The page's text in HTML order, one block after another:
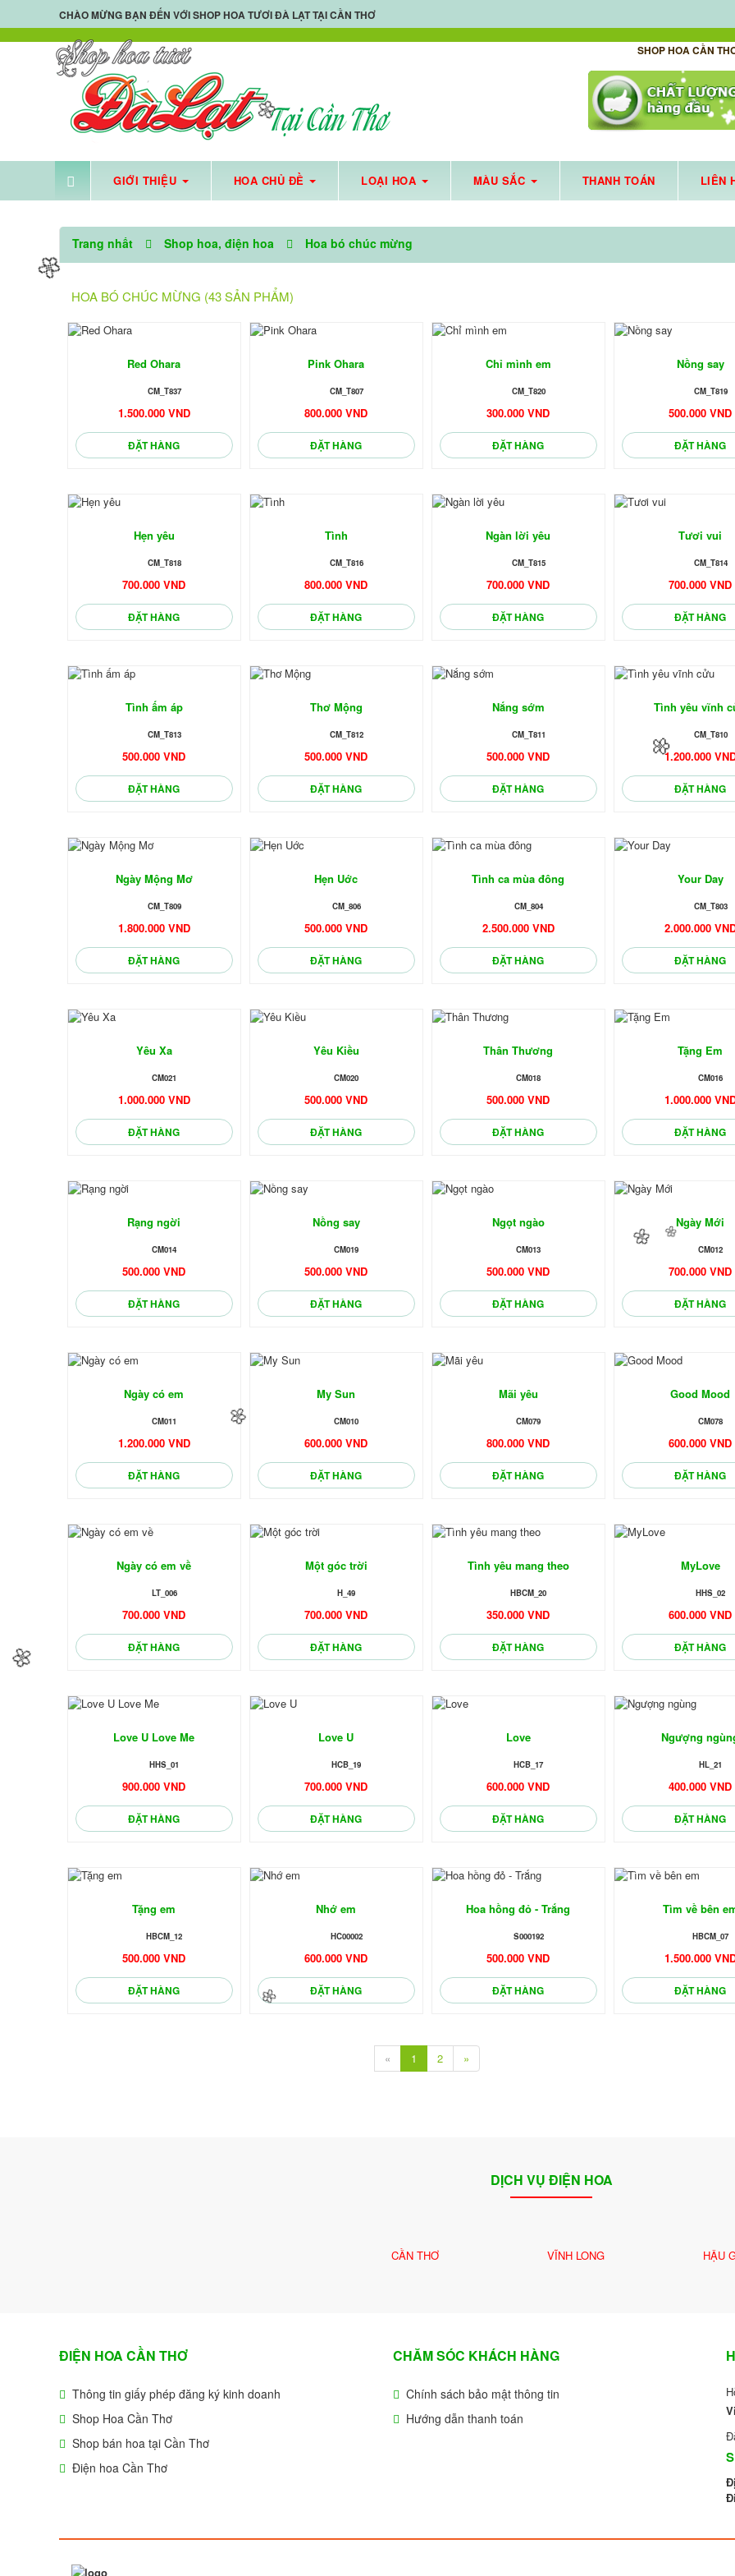
SHOP HOA CẦN
GIỚI THIỆU HOA CHỦ ĐỀ LOẠI HOA MÀU SẮC THANH TOÁN LIÊN
CHÀO MỪNG BẠN ĐẾN VỚISHOP HOA TƯƠI ĐÀ LẠT TẠI CẦN THƠ
Trang nhất Shop hoa, điện hoa Hoa bó chúc mừng
HOA BÓ CHÚC MỪNG (43 SẢN PHẨM)
Red Ohara
CM_T837
1.500.000 VND
ĐẶT HÀNG
Pink Ohara
CM_T807
800.000 VND
ĐẶT HÀNG
Chỉ mình em
CM_T820
300.000 VND
ĐẶT HÀNG
Nồng say
CM_T819
500.000 VND
ĐẶT HÀNG
Hẹn yêu
CM_T818
700.000 VND
ĐẶT HÀNG
Tình
CM_T816
800.000 VND
ĐẶT HÀNG
Ngàn lời yêu
CM_T815
700.000 VND
ĐẶT HÀNG
Tươi vui
CM_T814
700.000 VND
ĐẶT HÀNG
Tình ấm áp
CM_T813
500.000 VND
ĐẶT HÀNG
Thơ Mộng
CM_T812
500.000 VND
ĐẶT HÀNG
Nắng sớm
CM_T811
500.000 VND
ĐẶT HÀNG
Tình yêu vĩnh
CM_T810
1.200.000
ĐẶT HÀNG
Ngày Mộng Mơ
CM_T809
1.800.000 VND
ĐẶT HÀNG
Hẹn Uớc
CM_806
500.000 VND
ĐẶT HÀNG
Tình ca mùa đông
CM_804
2.500.000 VND
ĐẶT HÀNG
Your Day
CM_T803
2.000.000
ĐẶT HÀNG
Yêu Xa
CM021
1.000.000 VND
ĐẶT HÀNG
Yêu Kiều
CM020
500.000 VND
ĐẶT HÀNG
Thân Thương
CM018
500.000 VND
ĐẶT HÀNG
Tặng Em
CM016
1.000.000
ĐẶT HÀNG
Rạng ngời
CM014
500.000 VND
ĐẶT HÀNG
Nồng say
CM019
500.000 VND
ĐẶT HÀNG
Ngọt ngào
CM013
500.000 VND
ĐẶT HÀNG
Ngày Mới
CM012
700.000 VND
ĐẶT HÀNG
Ngày có em
CM011
1.200.000 VND
ĐẶT HÀNG
My Sun
CM010
600.000 VND
ĐẶT HÀNG
Mãi yêu
CM079
800.000 VND
ĐẶT HÀNG
Good Mood
CM078
600.000 VND
ĐẶT HÀNG
Ngày có em về
LT_006
700.000 VND
ĐẶT HÀNG
Một góc trời
H_49
700.000 VND
ĐẶT HÀNG
Tình yêu mang theo
HBCM_20
350.000 VND
ĐẶT HÀNG
MyLove
HHS_02
600.000 VND
ĐẶT HÀNG
Love U Love Me
HHS_01
900.000 VND
ĐẶT HÀNG
Love U
HCB_19
700.000 VND
ĐẶT HÀNG
Love
HCB_17
600.000 VND
ĐẶT HÀNG
Ngượng
HL_21
400.000 VND
ĐẶT HÀNG
Tặng em
HBCM_12
500.000 VND
ĐẶT HÀNG
Nhớ em
HC00002
600.000 VND
ĐẶT HÀNG
Hoa hồng đỏ - Trắng
S000192
500.000 VND
ĐẶT HÀNG
Tìm về bên
HBCM_07
1.500.000
ĐẶT HÀNG
« 1 2 »
DỊCH VỤ ĐIỆN HOA
CẦN THƠ VĨNH LONG HẬU
ĐIỆN HOA CẦN THƠ
Thông tin giấy phép đăng ký kinh doanh
Shop Hoa Cần Thơ
Shop bán hoa tại Cần Thơ
Điện hoa Cần Thơ
CHĂM SÓC KHÁCH HÀNG
Chính sách bảo mật thông tin
Hướng dẫn thanh toán
🌼
🌼
🌼
🌼
🌼
🌼
🌼